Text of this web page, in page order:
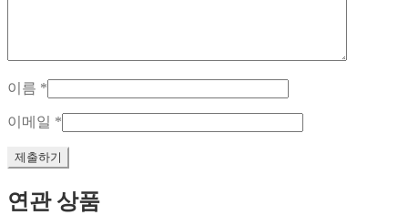
이름 *
이메일 *
연관 상품